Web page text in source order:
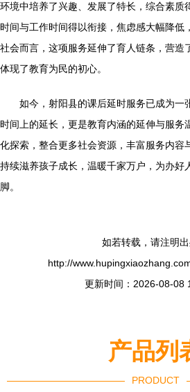
环境中培养了兴趣、发展了特长，综合素质
时间与工作时间得以衔接，焦虑感大幅降低
社会而言，这项服务延伸了育人链条，营造
体现了教育为民的初心。
如今，射阳县的课后延时服务已成为一
时间上的延长，更是教育内涵的延伸与服务
化探索，整合更多社会资源，丰富服务内容
持续滋养孩子成长，温暖千家万户，为办好
脚。
如若转载，请注明出
http://
更新时间：2026-08-08
产品列
PRODUCT